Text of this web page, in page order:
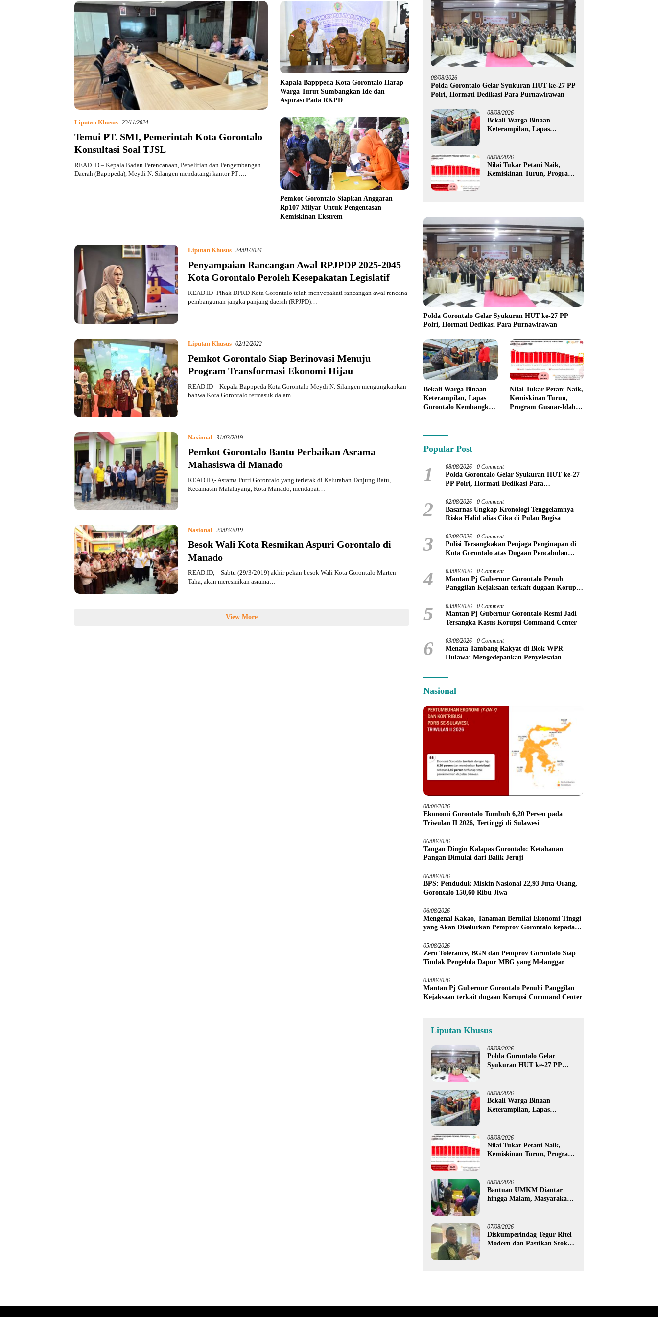
Liputan Khusus 23/11/2024
Temui PT. SMI, Pemerintah Kota Gorontalo
Konsultasi Soal TJSL
READ.ID – Kepala Badan Perencanaan, Penelitian dan Pengembangan
Daerah (Bapppeda), Meydi N. Silangen mendatangi kantor PT….
Kapala Bapppeda Kota Gorontalo Harap
Warga Turut Sumbangkan Ide dan
Aspirasi Pada RKPD
Pemkot Gorontalo Siapkan Anggaran
Rp107 Milyar Untuk Pengentasan
Kemiskinan Ekstrem
Liputan Khusus 24/01/2024
Penyampaian Rancangan Awal RPJPDP 2025-2045
Kota Gorontalo Peroleh Kesepakatan Legislatif
READ.ID- Pihak DPRD Kota Gorontalo telah menyepakati rancangan awal rencana
pembangunan jangka panjang daerah (RPJPD)…
Liputan Khusus 02/12/2022
Pemkot Gorontalo Siap Berinovasi Menuju
Program Transformasi Ekonomi Hijau
READ.ID – Kepala Bapppeda Kota Gorontalo Meydi N. Silangen mengungkapkan
bahwa Kota Gorontalo termasuk dalam…
Nasional 31/03/2019
Pemkot Gorontalo Bantu Perbaikan Asrama
Mahasiswa di Manado
READ.ID,- Asrama Putri Gorontalo yang terletak di Kelurahan Tanjung Batu,
Kecamatan Malalayang, Kota Manado, mendapat…
Nasional 29/03/2019
Besok Wali Kota Resmikan Aspuri Gorontalo di
Manado
READ.ID, – Sabtu (29/3/2019) akhir pekan besok Wali Kota Gorontalo Marten
Taha, akan meresmikan asrama…
View More
08/08/2026
Polda Gorontalo Gelar Syukuran HUT ke-27 PP
Polri, Hormati Dedikasi Para Purnawirawan
08/08/2026
Bekali Warga Binaan
Keterampilan, Lapas
08/08/2026
Nilai Tukar Petani Naik,
Kemiskinan Turun, Program
Polda Gorontalo Gelar Syukuran HUT ke-27 PP
Polri, Hormati Dedikasi Para Purnawirawan
Bekali Warga Binaan
Keterampilan, Lapas
Gorontalo Kembangkan
Nilai Tukar Petani Naik,
Kemiskinan Turun,
Program Gusnar-Idah
Popular Post
1 08/08/2026 0 Comment
Polda Gorontalo Gelar Syukuran HUT ke-27
PP Polri, Hormati Dedikasi Para
2 02/08/2026 0 Comment
Basarnas Ungkap Kronologi Tenggelamnya
Riska Halid alias Cika di Pulau Bogisa
3 02/08/2026 0 Comment
Polisi Tersangkakan Penjaga Penginapan di
Kota Gorontalo atas Dugaan Pencabulan
4 03/08/2026 0 Comment
Mantan Pj Gubernur Gorontalo Penuhi
Panggilan Kejaksaan terkait dugaan Korupsi
5 03/08/2026 0 Comment
Mantan Pj Gubernur Gorontalo Resmi Jadi
Tersangka Kasus Korupsi Command Center
6 03/08/2026 0 Comment
Menata Tambang Rakyat di Blok WPR
Hulawa: Mengedepankan Penyelesaian
Nasional
08/08/2026
Ekonomi Gorontalo Tumbuh 6,20 Persen pada
Triwulan II 2026, Tertinggi di Sulawesi
06/08/2026
Tangan Dingin Kalapas Gorontalo: Ketahanan
Pangan Dimulai dari Balik Jeruji
06/08/2026
BPS: Penduduk Miskin Nasional 22,93 Juta Orang,
Gorontalo 150,60 Ribu Jiwa
06/08/2026
Mengenal Kakao, Tanaman Bernilai Ekonomi Tinggi
yang Akan Disalurkan Pemprov Gorontalo kepada
05/08/2026
Zero Tolerance, BGN dan Pemprov Gorontalo Siap
Tindak Pengelola Dapur MBG yang Melanggar
03/08/2026
Mantan Pj Gubernur Gorontalo Penuhi Panggilan
Kejaksaan terkait dugaan Korupsi Command Center
Liputan Khusus
08/08/2026
Polda Gorontalo Gelar
Syukuran HUT ke-27 PP
08/08/2026
Bekali Warga Binaan
Keterampilan, Lapas
08/08/2026
Nilai Tukar Petani Naik,
Kemiskinan Turun, Program
08/08/2026
Bantuan UMKM Diantar
hingga Malam, Masyarakat
07/08/2026
Diskumperindag Tegur Ritel
Modern dan Pastikan Stok